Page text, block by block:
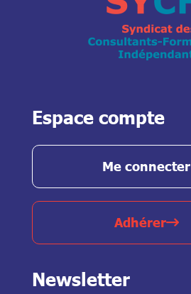
Espace compte
Me connecter
Adhérer
Newsletter